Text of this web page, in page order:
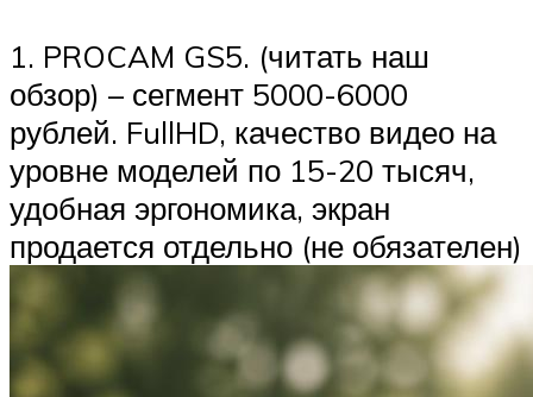
1. PROCAM GS5. (читать наш
обзор) – сегмент 5000-6000
рублей. FullHD, качество видео на
уровне моделей по 15-20 тысяч,
удобная эргономика, экран
продается отдельно (не обязателен)